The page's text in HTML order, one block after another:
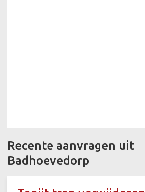
Recente aanvragen uit
Badhoevedorp